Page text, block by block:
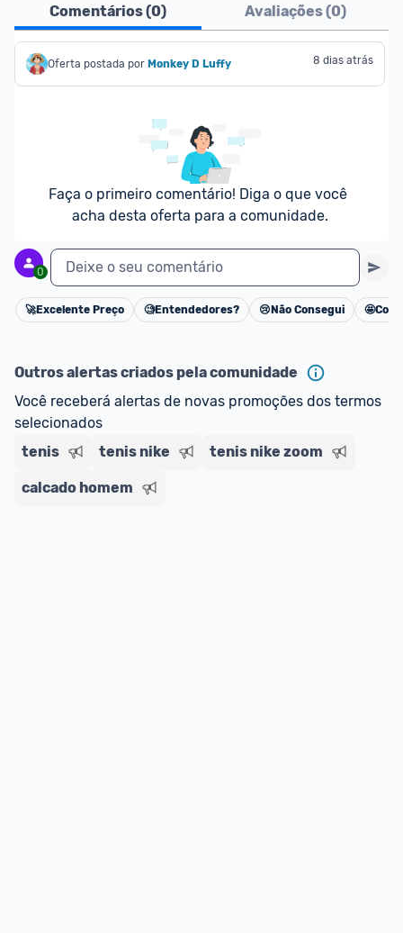
Comentários (0) Avaliações (0)
Oferta postada por Monkey D Luffy 8 dias atrás
Faça o primeiro comentário! Diga o que você
acha desta oferta para a comunidade.
0 Deixe o seu comentário
Cancelar
🚀Excelente Preço 🧐Entendedores? 😢 Não Consegui 🤩
Outros alertas criados pela comunidade
Você receberá alertas de novas promoções dos termos
selecionados
tenis
tenis nike tenis nike zoom
calcado homem